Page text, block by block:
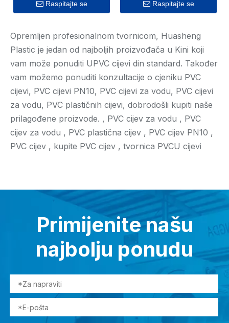
Raspitajte se Raspitajte se
Opremljen profesionalnom tvornicom, Huasheng
Plastic je jedan od najboljih proizvođača u Kini koji
vam može ponuditi UPVC cijevi din standard. Također
vam možemo ponuditi konzultacije o cjeniku PVC
cijevi, PVC cijevi PN10, PVC cijevi za vodu, PVC cijevi
za vodu, PVC plastičnih cijevi, dobrodošli kupiti naše
prilagođene proizvode. , PVC cijev za vodu , PVC
cijev za vodu , PVC plastična cijev , PVC cijev PN10 ,
PVC cijev , kupite PVC cijev , tvornica PVCU cijevi
Primijenite našu
najbolju ponudu